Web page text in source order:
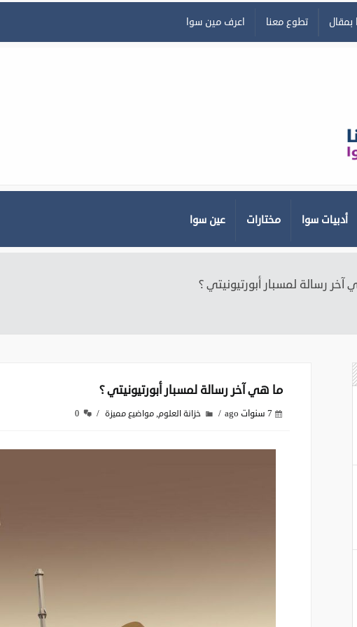
بمقال تطوع معنا اعرف مين سوا
أدبيات سوا مختارات عين سوا
رسالة لمسبار أبورتيونيتي ؟
ما هي آخر رسالة لمسبار أبورتيونيتي ؟
7 سنوات ago خزانة العلوم,مواضيع مميزة 0